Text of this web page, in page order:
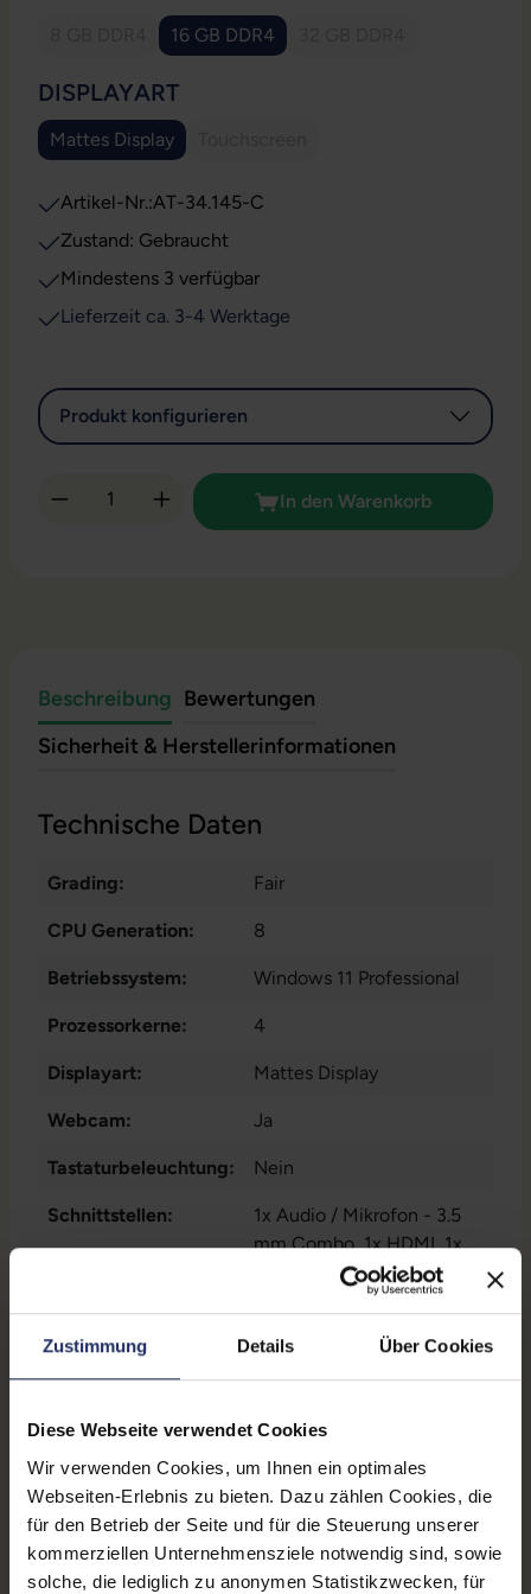
Zustimmung Details Über Cookies
Diese Webseite verwendet Cookies
Wir verwenden Cookies, um Ihnen ein optimales
Webseiten-Erlebnis zu bieten. Dazu zählen Cookies, die
für den Betrieb der Seite und für die Steuerung unserer
kommerziellen Unternehmensziele notwendig sind, sowie
solche, die lediglich zu anonymen Statistikzwecken, für
(Diese Option ist zurzeit nicht verfügbar.)
16 GB DDR4
DISPLAYARTAUSWÄHLEN
Mattes Display
Artikel-Nr.:AT-34.145-C
Zustand: Gebraucht
Mindestens 3 verfügbar
Lieferzeit ca. 3-4 Werktage
Produkt konfigurieren
Produkt Anzahl: Gib den gewünschten
In den Warenkorb
Beschreibung Bewertungen
Sicherheit & Herstellerinformationen
Technische Daten
Grading: Fair
CPU Generation: 8
Betriebssystem: Windows 11 Professional
Prozessorkerne: 4
Displayart: Mattes Display
Webcam: Ja
Tastaturbeleuchtung: Nein
Schnittstellen:
1x Audio / Mikrofon - 3.5
mm Combo, 1x HDMI, 1x
LAN RJ-45, 1x USB 3 Typ
, 2x USB 3
Mehr anzeigen
Displaygröße: 15,6 Zoll
Tastaturlayout:
Deutsch (QWERTZ) mit
Ziffernblock
Onboard-Grafik: Intel® UHD Graphics 620
Fingerprintreader: Nein